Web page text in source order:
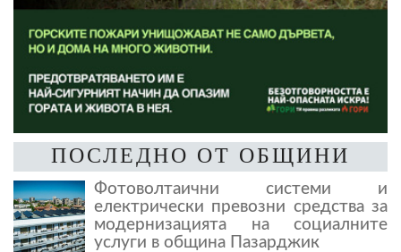
ПОСЛЕДНО ОТ ОБЩИНИ
Фотоволтаични системи и
електрически превозни средства за
модернизацията на социалните
услуги в община Пазарджик